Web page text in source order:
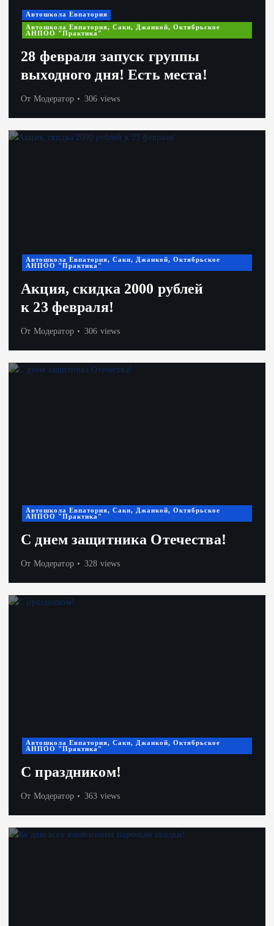
Автошкола Евпатория
Автошкола Евпатория, Саки, Джанкой, Октябрьское
АНПОО "Практика"
28 февраля запуск группы
выходного дня! Есть места!
От Модератор 306 views
Автошкола Евпатория, Саки, Джанкой, Октябрьское
АНПОО "Практика"
Акция, скидка 2000 рублей
к 23 февраля!
От Модератор 306 views
Автошкола Евпатория, Саки, Джанкой, Октябрьское
АНПОО "Практика"
С днем защитника Отечества!
От Модератор 328 views
Автошкола Евпатория, Саки, Джанкой, Октябрьское
АНПОО "Практика"
С праздником!
От Модератор 363 views